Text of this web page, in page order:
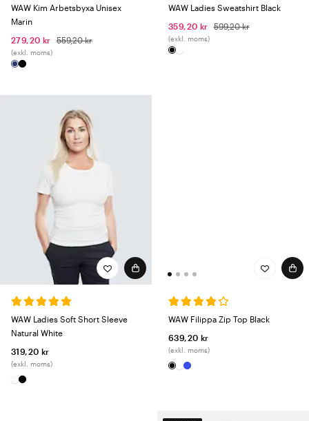
WAW Kim Arbetsbyxa Unisex
Marin
279,20 kr
559,20 kr
(exkl. moms)
WAW Ladies Sweatshirt Black
359,20 kr
599,20 kr
(exkl. moms)
WAW Ladies Soft Short Sleeve
Natural White
319,20 kr
(exkl. moms)
WAW Filippa Zip Top Black
639,20 kr
(exkl. moms)